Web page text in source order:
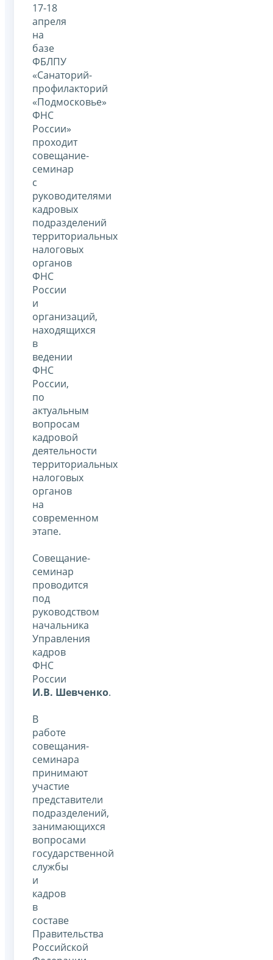
17-18
апреля
на
базе
ФБЛПУ
«Санаторий-
профилакторий
«Подмосковье»
ФНС
России»
проходит
совещание-
семинар
с
руководителями
кадровых
подразделений
территориальных
налоговых
органов
ФНС
России
и
организаций,
находящихся
в
ведении
ФНС
России,
по
актуальным
вопросам
кадровой
деятельности
территориальных
налоговых
органов
на
современном
этапе.
Совещание-
семинар
проводится
под
руководством
начальника
Управления
кадров
ФНС
России
И.В. Шевченко.
В
работе
совещания-
семинара
принимают
участие
представители
подразделений,
занимающихся
вопросами
государственной
службы
и
кадров
в
составе
Правительства
Российской